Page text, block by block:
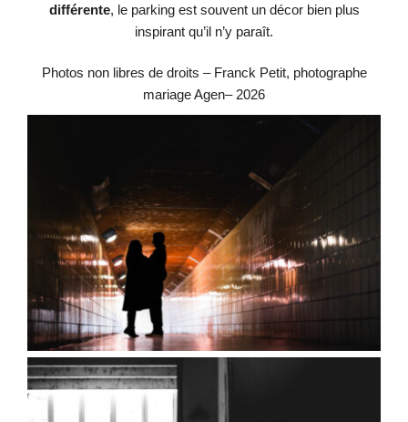
différente, le parking est souvent un décor bien plus
inspirant qu’il n’y paraît.
Photos non libres de droits – Franck Petit, photographe
mariage Agen– 2026